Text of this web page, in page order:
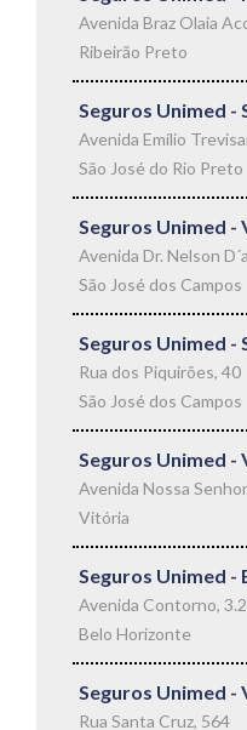
Avenida Braz Olaia
Ribeirão Preto
Seguros Unimed -
Avenida Emílio
São José do Rio Preto
Seguros Unimed -
Avenida Dr. Nelson
São José dos Campos
Seguros Unimed -
Rua dos Piquirões, 40
São José dos Campos
Seguros Unimed -
Avenida Nossa
Vitória
Seguros Unimed
Avenida Contorno,
Belo Horizonte
Seguros Unimed -
Rua Santa Cruz, 564